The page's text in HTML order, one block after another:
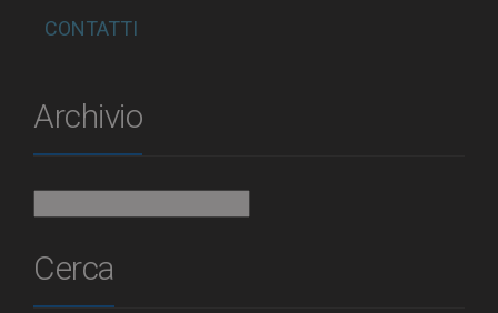
CONTATTI
Archivio
Cerca